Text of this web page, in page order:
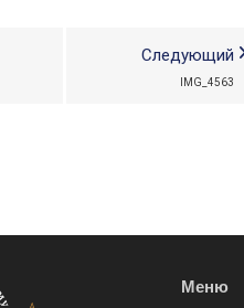
Следующий
IMG_4563
Меню